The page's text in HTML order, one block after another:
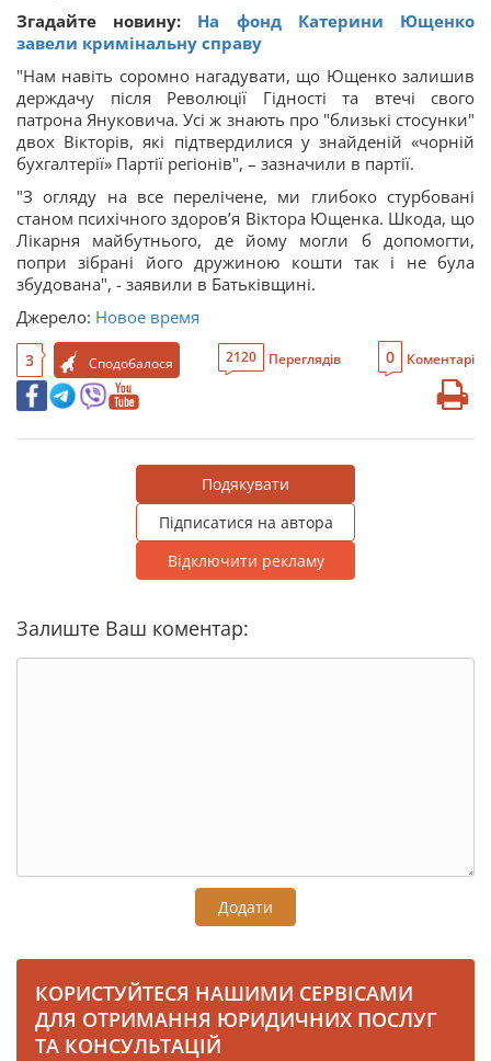
Згадайте новину: На фонд Катерини Ющенко
завели кримінальну справу
"Нам навіть соромно нагадувати, що Ющенко залишив
держдачу після Революції Гідності та втечі свого
патрона Януковича. Усі ж знають про "близькі стосунки"
двох Вікторів, які підтвердилися у знайденій «чорній
бухгалтерії» Партії регіонів", – зазначили в партії.
"З огляду на все перелічене, ми глибоко стурбовані
станом психічного здоров’я Віктора Ющенка. Шкода, що
Лікарня майбутнього, де йому могли б допомогти,
попри зібрані його дружиною кошти так і не була
збудована", - заявили в Батьківщині.
Джерело: Новое время
3 Сподобалося 2120 Переглядів 0 Коментарі
Подякувати
Підписатися на автора
Відключити рекламу
Залиште Ваш коментар:
Додати
КОРИСТУЙТЕСЯ НАШИМИ СЕРВІСАМИ
ДЛЯ ОТРИМАННЯ ЮРИДИЧНИХ ПОСЛУГ
ТА КОНСУЛЬТАЦІЙ